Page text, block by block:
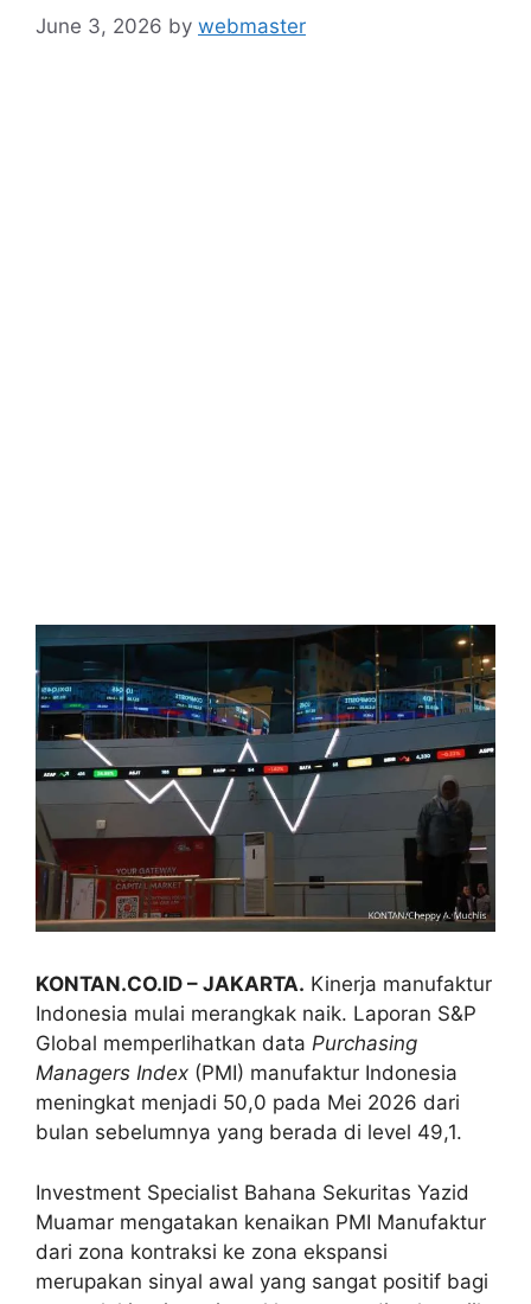
June 3, 2026 by webmaster
KONTAN.CO.ID – JAKARTA. Kinerja manufaktur
Indonesia mulai merangkak naik. Laporan S&P
Global memperlihatkan data Purchasing
Managers Index (PMI) manufaktur Indonesia
meningkat menjadi 50,0 pada Mei 2026 dari
bulan sebelumnya yang berada di level 49,1.
Investment Specialist Bahana Sekuritas Yazid
Muamar mengatakan kenaikan PMI Manufaktur
dari zona kontraksi ke zona ekspansi
merupakan sinyal awal yang sangat positif bagi